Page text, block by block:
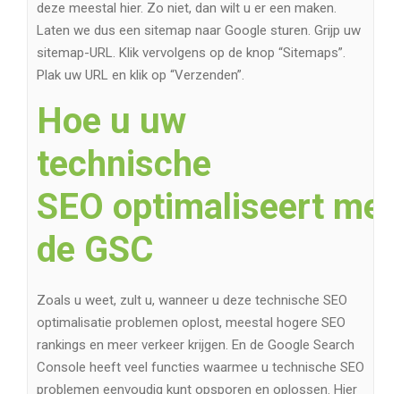
deze meestal hier. Zo niet, dan wilt u er een maken.
Laten we dus een sitemap naar Google sturen. Grijp uw
sitemap-URL. Klik vervolgens op de knop “Sitemaps”.
Plak uw URL en klik op “Verzenden”.
Hoe u uw
technische
SEO optimaliseert met
de GSC
Zoals u weet, zult u, wanneer u deze technische SEO
optimalisatie problemen oplost, meestal hogere SEO
rankings en meer verkeer krijgen. En de Google Search
Console heeft veel functies waarmee u technische SEO
problemen eenvoudig kunt opsporen en oplossen. Hier